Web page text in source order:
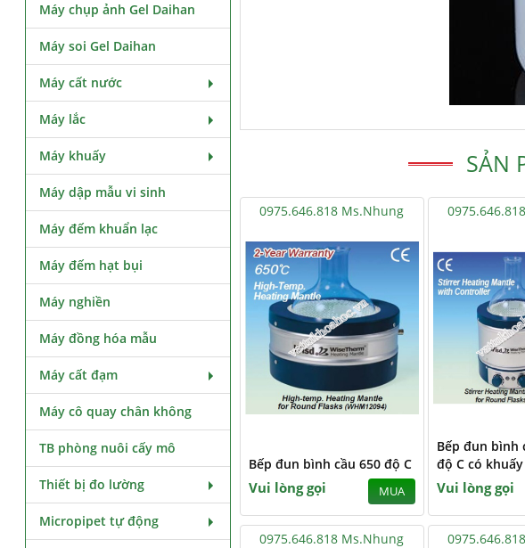
SẢN
0975.646.818 Ms.Nhung
Bếp đun bình cầu 650 độ C
Vui lòng gọi MUA
Bếp đun bình
độ C có
Vui lòng gọi
0975.646.818 Ms.Nhung
Máy chụp ảnh Gel Daihan
Máy soi Gel Daihan
Máy cất nước
Máy lắc
Máy khuấy
Máy dập mẫu vi sinh
Máy đếm khuẩn lạc
Máy đếm hạt bụi
Máy nghiền
Máy đồng hóa mẫu
Máy cất đạm
Máy cô quay chân không
TB phòng nuôi cấy mô
Thiết bị đo lường
Micropipet tự động